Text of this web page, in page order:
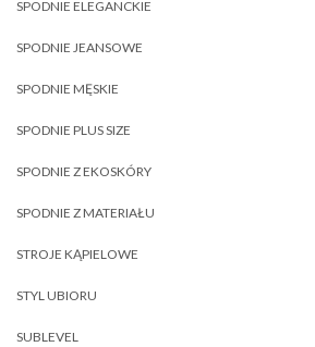
SPODNIE ELEGANCKIE
SPODNIE JEANSOWE
SPODNIE MĘSKIE
SPODNIE PLUS SIZE
SPODNIE Z EKOSKÓRY
SPODNIE Z MATERIAŁU
STROJE KĄPIELOWE
STYL UBIORU
SUBLEVEL